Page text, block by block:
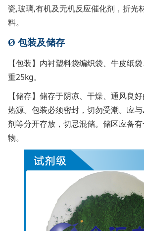
瓷,玻璃,有机及无机反应催化剂，折光
料。
Ø 包装及储存
【包装】内衬塑料袋编织袋、牛皮纸
重25kg。
【储存】储存于阴凉、干燥、通风良好
热源。包装必须密封，切勿受潮。应
剂等分开存放，切忌混储。储区应备
物。